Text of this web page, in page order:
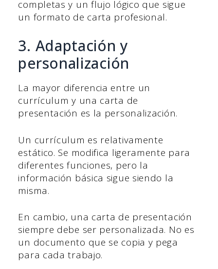
completas y un flujo lógico que sigue
un formato de carta profesional.
3. Adaptación y
personalización
La mayor diferencia entre un
currículum y una carta de
presentación es la personalización.
Un currículum es relativamente
estático. Se modifica ligeramente para
diferentes funciones, pero la
información básica sigue siendo la
misma.
En cambio, una carta de presentación
siempre debe ser personalizada. No es
un documento que se copia y pega
para cada trabajo.